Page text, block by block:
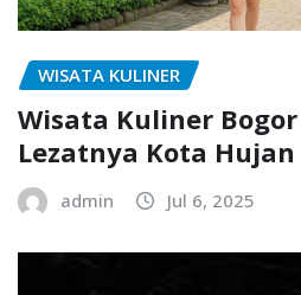
WISATA KULINER
Wisata Kuliner
Lezatnya Kota Hujan
admin Jul 6, 2025